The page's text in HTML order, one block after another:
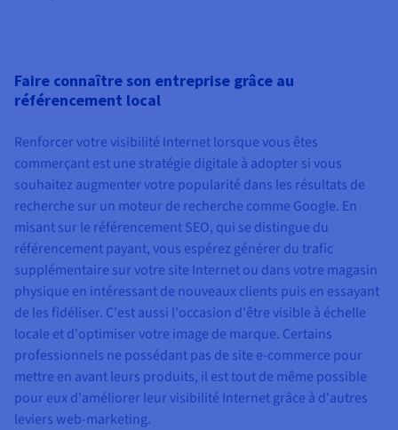
Faire connaître son entreprise grâce au
référencement local
Renforcer votre visibilité Internet lorsque vous êtes
commerçant est une stratégie digitale à adopter si vous
souhaitez augmenter votre popularité dans les résultats de
recherche sur un moteur de recherche comme Google. En
misant sur le référencement SEO, qui se distingue du
référencement payant, vous espérez générer du trafic
supplémentaire sur votre site Internet ou dans votre magasin
physique en intéressant de nouveaux clients puis en essayant
de les fidéliser. C'est aussi l'occasion d'être visible à échelle
locale et d'optimiser votre image de marque. Certains
professionnels ne possédant pas de site e-commerce pour
mettre en avant leurs produits, il est tout de même possible
pour eux d'améliorer leur visibilité Internet grâce à d'autres
leviers web-marketing.